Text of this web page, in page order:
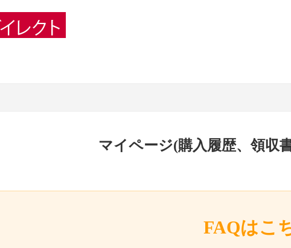
マイページ(購入履歴、領収
FAQはこ